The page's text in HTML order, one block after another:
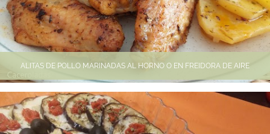
ALITAS DE POLLO MARINADAS AL HORNO O EN FREIDORA DE AIRE